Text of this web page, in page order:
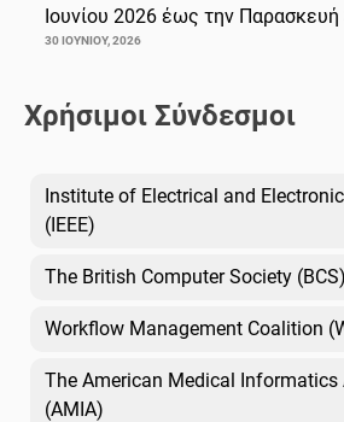
Ιουνίου 2026 έως την Παρασκευή
30 ΙΟΥΝΊΟΥ, 2026
Χρήσιμοι Σύνδεσμοι
Institute of Electrical and
(IEEE)
The British Computer Society (BCS)
Workflow Management Coalition
The American Medical Informatics
(AMIA)